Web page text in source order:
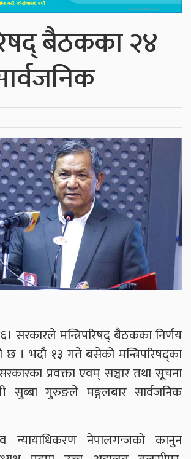
बैठकका २४
सरकारले मन्त्रिपरिषद् बैठकका निर्णय
छ । भदौ १३ गते बसेको मन्त्रिपरिषद्का
प्रवक्ता एवम् सञ्चार तथा सूचना
सुब्बा गुरुङले मङ्गलबार सार्वजनिक
न्यायाधिकरण नेपालगन्जको कानुन